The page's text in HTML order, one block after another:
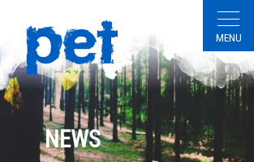
NEWS